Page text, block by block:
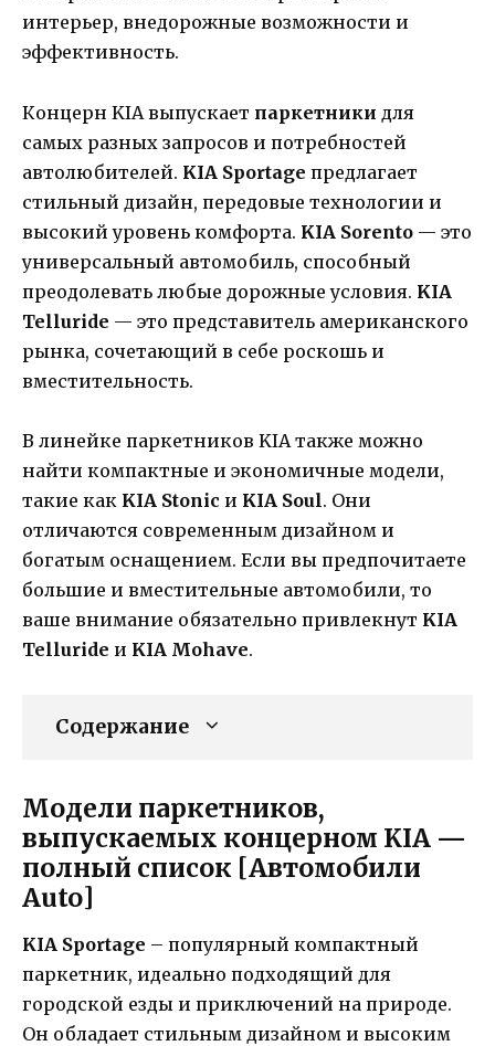
интерьер, внедорожные возможности и
эффективность.
Концерн KIA выпускает паркетники для
самых разных запросов и потребностей
автолюбителей. KIA Sportage предлагает
стильный дизайн, передовые технологии и
высокий уровень комфорта. KIA Sorento — это
универсальный автомобиль, способный
преодолевать любые дорожные условия. KIA
Telluride — это представитель американского
рынка, сочетающий в себе роскошь и
вместительность.
В линейке паркетников KIA также можно
найти компактные и экономичные модели,
такие как KIA Stonic и KIA Soul. Они
отличаются современным дизайном и
богатым оснащением. Если вы предпочитаете
большие и вместительные автомобили, то
ваше внимание обязательно привлекнут KIA
Telluride и KIA Mohave.
Содержание
Модели паркетников,
выпускаемых концерном KIA —
полный список [Автомобили
Auto]
KIA Sportage – популярный компактный
паркетник, идеально подходящий для
городской езды и приключений на природе.
Он обладает стильным дизайном и высоким